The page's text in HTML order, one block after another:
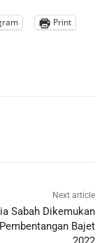
Print
Next article
Sabah Dikemukan
Bajet